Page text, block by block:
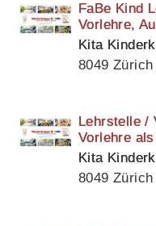
FaBe Kind
Vorlehre,
Kita
Lehrstelle /
Vorlehre
Kita